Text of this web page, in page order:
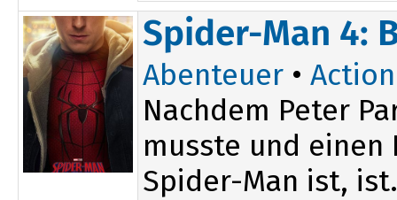
17:15
20:30
Spider-Man 4:
Abenteuer • Action
Nachdem Peter
musste und
Spider-Man ist,